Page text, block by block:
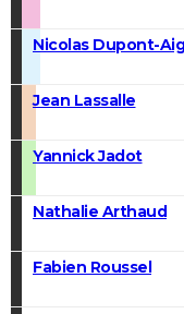
Nicolas Dupont-
Jean Lassalle
Yannick Jadot
Nathalie Arthaud
Fabien Roussel